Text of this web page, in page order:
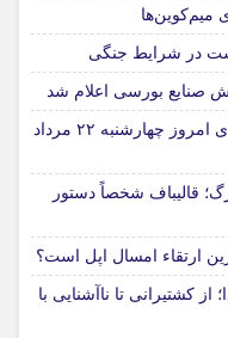
میم‌کوین‌ها
در شرایط جنگی
صنایع بورسی اعلام شد
پرسودترین و پرضررترین رمزارزهای امروز چهارشنبه ۲۲ مرداد
قالیباف شخصاً دستور
کشتیرانی تا ناآشنایی با